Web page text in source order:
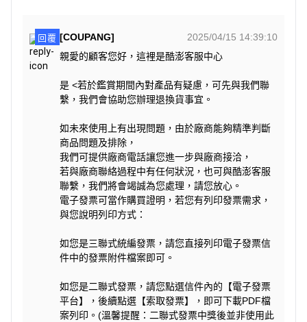
回覆 [COUPANG]
2025/04/15 14:39:10
親愛的顧客您好，這裡是酷澎客服中心
是 <若於鑑賞期間內對產品有疑慮，可先與我們聯
繫，我們會協助您辦理退換貨事宜。
如未來使用上有出現問題，由於廠商能夠精準判斷
商品問題及排除，
我們可提供廠商電話讓您進一步與廠商接洽，
若與廠商聯絡過程中有任何狀況，也可與酷澎客服
聯繫，我們將會竭誠為您處理，請您放心。
電子發票可當作購買證明，若您有列印發票需求，
與您說明列印方式：
如您是三聯式統編發票，請您直接列印電子發票信
件中的發票附件檔案即可。
如您是二聯式發票，請您點選信件內的【電子發票
平台】，後續點選【索取發票】，即可下載PDF檔
案列印。(溫馨提醒：二聯式發票中獎後並非使用此